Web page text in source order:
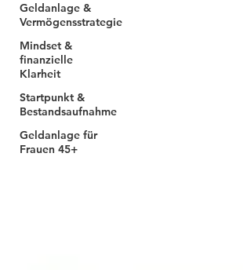
Geldanlage &
Vermögensstrategie
Mindset &
finanzielle
Klarheit
Startpunkt &
Bestandsaufnahme
Geldanlage für
Frauen 45+